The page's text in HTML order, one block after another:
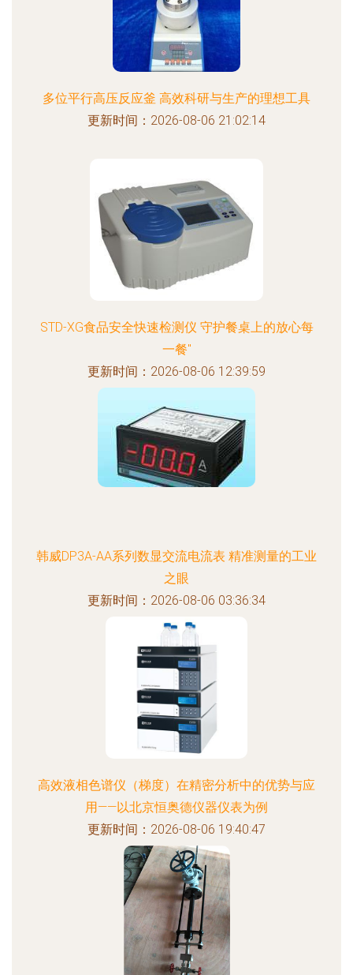
多位平行高压反应釜 高效科研与生产的理想工具
更新时间：2026-08-06 21:02:14
STD-XG食品安全快速检测仪 守护餐桌上的放心每
一餐"
更新时间：2026-08-06 12:39:59
韩威DP3A-AA系列数显交流电流表 精准测量的工业
之眼
更新时间：2026-08-06 03:36:34
高效液相色谱仪（梯度）在精密分析中的优势与应
用——以北京恒奥德仪器仪表为例
更新时间：2026-08-06 19:40:47